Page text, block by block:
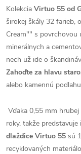
Kolekcia Virtuo 55 od
širokej škály 32
Cream"" s povrchovou
minerálnych a
nech už ide o
Zahoďte za hlavu
alebo kamennú
Vďaka 0,55 mm
roky, takže
dlaždice Virtuo 55 sú
recyklovaných